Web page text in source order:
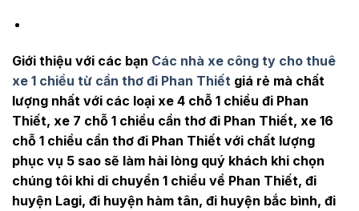
Giới thiệu với các bạn Các nhà xe công ty cho thuê
xe 1 chiều từ cần thơ đi Phan Thiết giá rẻ mà chất
lượng nhất với các loại xe 4 chỗ 1 chiều đi Phan
Thiết, xe 7 chỗ 1 chiều cần thơ đi Phan Thiết, xe 16
chỗ 1 chiều cần thơ đi Phan Thiết với chất lượng
phục vụ 5 sao sẽ làm hài lòng quý khách khi chọn
chúng tôi khi di chuyển 1 chiều về Phan Thiết, đi
huyện Lagi, đi huyện hàm tân, đi huyện bắc bình, đi